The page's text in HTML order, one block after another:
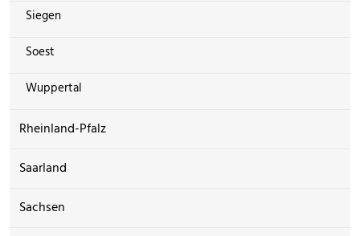
Siegen
Soest
Wuppertal
Rheinland-Pfalz
Saarland
Sachsen